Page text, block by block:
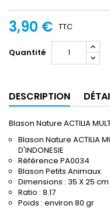
3,90 € TTC
Quantité
DESCRIPTION
Blason Nature ACTILIA
Blason Nature ACTILIA
D'INDONESIE
Référence PA0034
Blason Petits Animaux
Dimensions : 35 X 25 cm
Ratio : 8.17
Poids : environ 80 gr